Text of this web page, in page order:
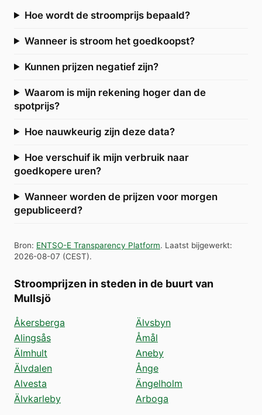
Hoe wordt de stroomprijs bepaald?
Wanneer is stroom het goedkoopst?
Kunnen prijzen negatief zijn?
Waarom is mijn rekening hoger dan de
spotprijs?
Hoe nauwkeurig zijn deze data?
Hoe verschuif ik mijn verbruik naar
goedkopere uren?
Wanneer worden de prijzen voor morgen
gepubliceerd?
Bron: ENTSO-E Transparency Platform. Laatst bijgewerkt:
2026-08-07 (CEST).
Stroomprijzen in steden in de buurt van
Mullsjö
Åkersberga
Alingsås
Älmhult
Älvdalen
Alvesta
Älvkarleby
Älvsbyn
Åmål
Aneby
Ånge
Ängelholm
Arboga